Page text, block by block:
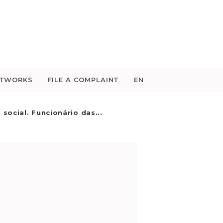
FILE A COMPLAINT EN
social. Funcionário das...